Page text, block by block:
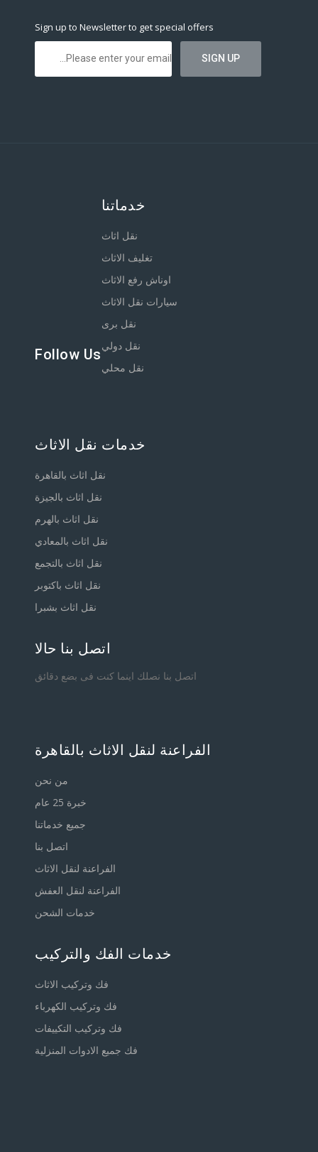
Sign up to Newsletter to get special offers
خدماتنا
نقل اثاث
تغليف الاثاث
اوناش رفع الاثاث
سيارات نقل الاثاث
نقل برى
نقل دولي
نقل محلي
Follow Us
خدمات نقل الاثاث
نقل اثاث بالقاهرة
نقل اثاث بالجيزة
نقل اثاث بالهرم
نقل اثاث بالمعادي
نقل اثاث بالتجمع
نقل اثاث باكتوبر
نقل اثاث بشبرا
اتصل بنا حالا
اتصل بنا نصلك اينما كنت فى بضع دقائق
الفراعنة لنقل الاثاث بالقاهرة
من نحن
خبرة 25 عام
جميع خدماتنا
اتصل بنا
الفراعنة لنقل الاثاث
الفراعنة لنقل العفش
خدمات الشحن
خدمات الفك والتركيب
فك وتركيب الاثاث
فك وتركيب الكهرباء
فك وتركيب التكييفات
فك جميع الادوات المنزلية